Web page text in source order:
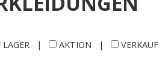
LAGER | AKTION |
VERKAUF